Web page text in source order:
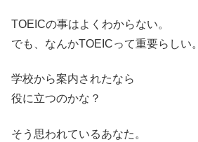
TOEICの事はよくわからない。
でも、なんかTOEICって重要らしい。
学校から案内されたなら
役に立つのかな？
そう思われているあなた。